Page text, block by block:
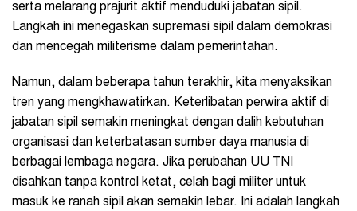
serta melarang prajurit aktif menduduki jabatan sipil.
Langkah ini menegaskan supremasi sipil dalam demokrasi
dan mencegah militerisme dalam pemerintahan.
Namun, dalam beberapa tahun terakhir, kita menyaksikan
tren yang mengkhawatirkan. Keterlibatan perwira aktif di
jabatan sipil semakin meningkat dengan dalih kebutuhan
organisasi dan keterbatasan sumber daya manusia di
berbagai lembaga negara. Jika perubahan UU TNI
disahkan tanpa kontrol ketat, celah bagi militer untuk
masuk ke ranah sipil akan semakin lebar. Ini adalah langkah